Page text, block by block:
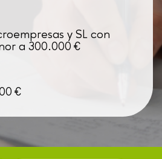
y SL con
a 300.000 €
€